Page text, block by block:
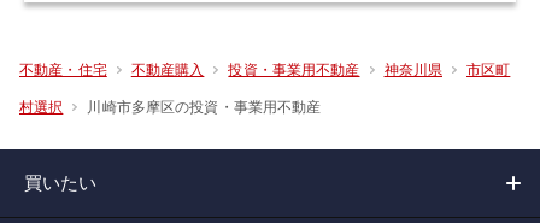
不動産・住宅 不動産購入 投資・事業用不動産 神奈川県 市区町
村選択 川崎市多摩区の投資・事業用不動産
買いたい